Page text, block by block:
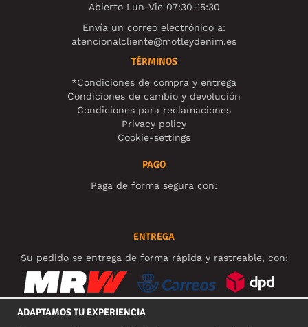
Abierto Lun-Vie 07:30-15:30
Envía un correo electrónico a:
atencionalcliente@motleydenim.es
TÉRMINOS
*Condiciones de compra y entrega
Condiciones de cambio y devolución
Condiciones para reclamaciones
Privacy policy
Cookie-settings
PAGO
Paga de forma segura con:
ENTREGA
Su pedido se entrega de forma rápida y rastreable, con:
ADAPTAMOS TU EXPERIENCIA